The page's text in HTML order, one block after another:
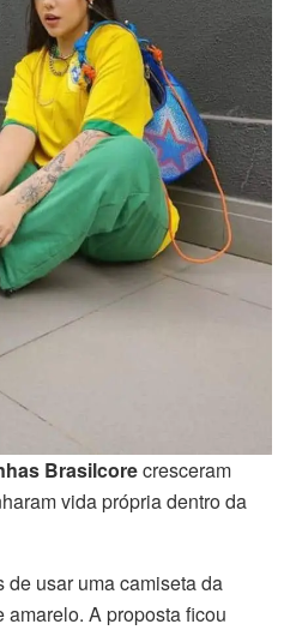
Brasilcorecresceram
vida própria dentro da
de usar uma camiseta da
A proposta ficou